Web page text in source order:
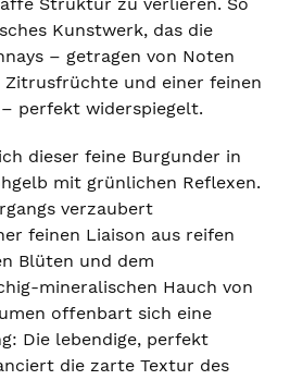
Kunstwerk, das die
– getragen von Noten
und einer feinen
perfekt widerspiegelt.
dieser feine Burgunder in
mit grünlichen Reflexen.
verzaubert
feinen Liaison aus reifen
Blüten und dem
mineralischen Hauch von
offenbart sich eine
Die lebendige, perfekt
die zarte Textur des